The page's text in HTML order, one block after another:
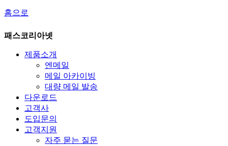
홈으로
패스코리아넷
제품소개
엔메일
메일 아카이빙
대량 메일 발송
다운로드
고객사
도입문의
고객지원
자주 묻는 질문